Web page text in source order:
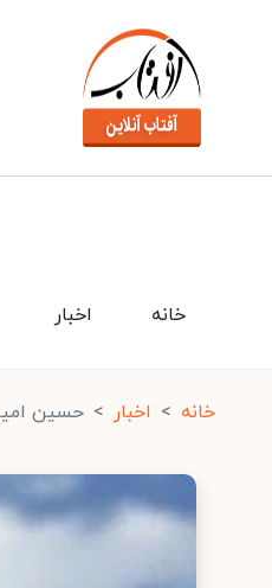
اخبار خانه
خانه اخبار حسین